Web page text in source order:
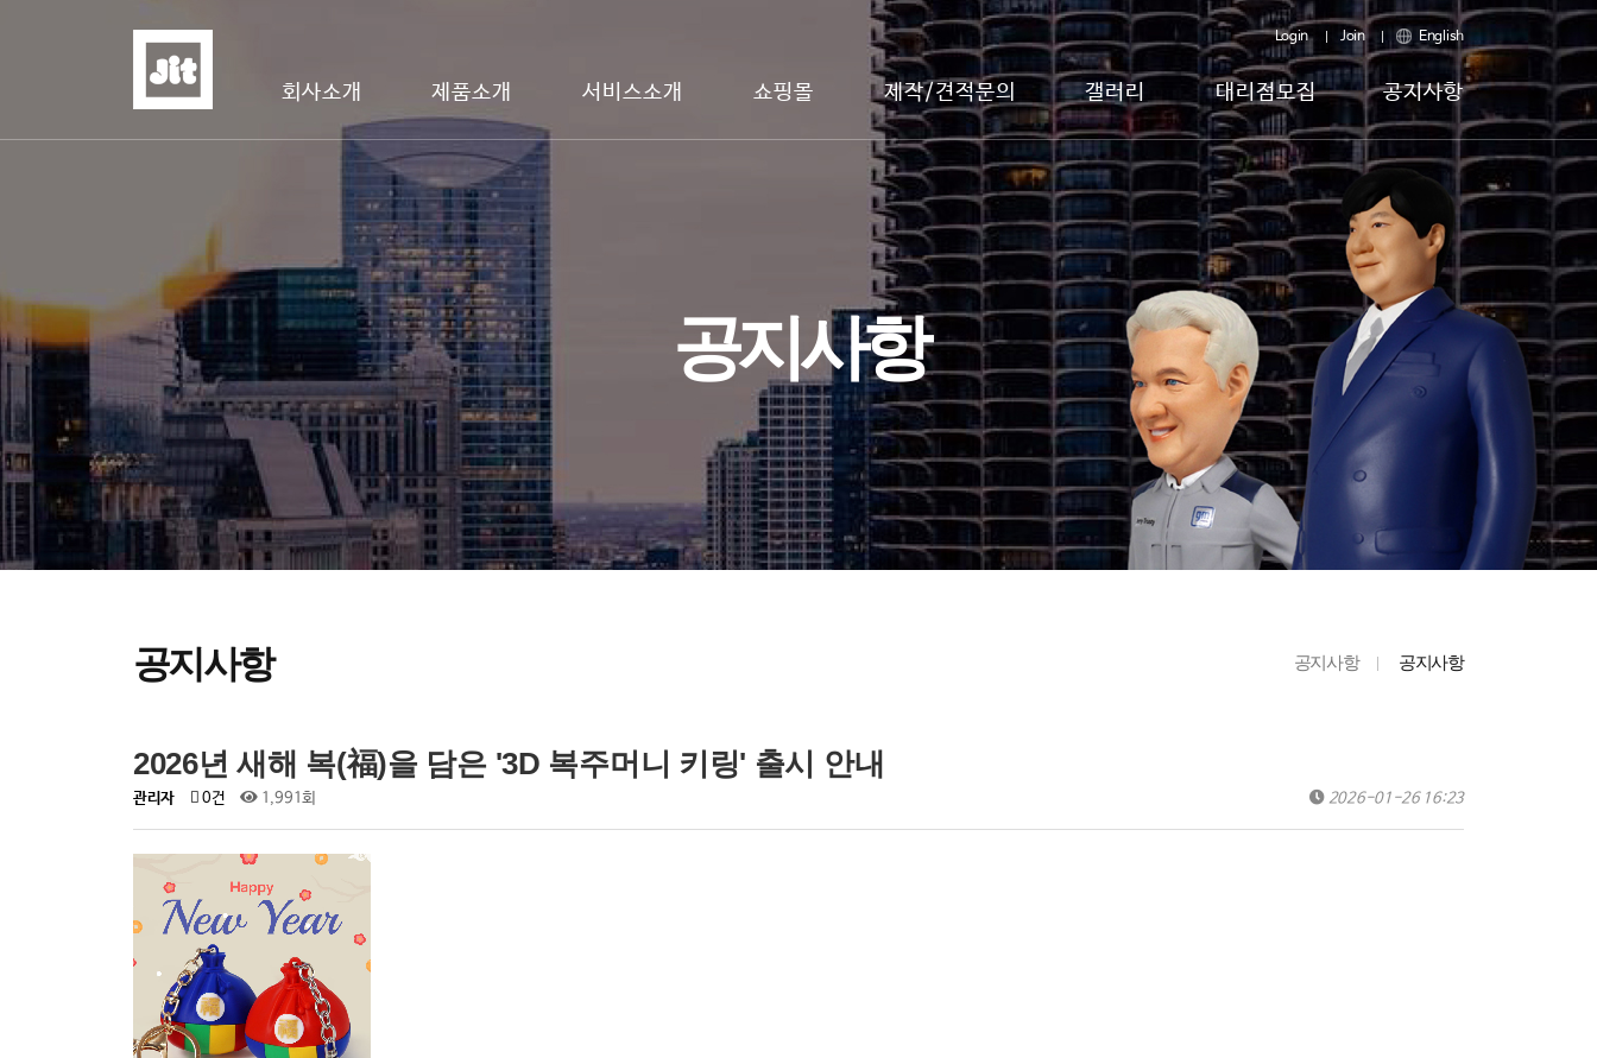
Login Join English
회사소개 제품소개 서비스소개 쇼핑몰 제작/견적문의 갤러리 대리점모집 공지사항
공지사항
공지사항 공지사항 공지사항
2026년 새해 복(福)을 담은 '3D 복주머니 키링' 출시 안내
관리자 0건 1,991회 2026-01-26 16:23